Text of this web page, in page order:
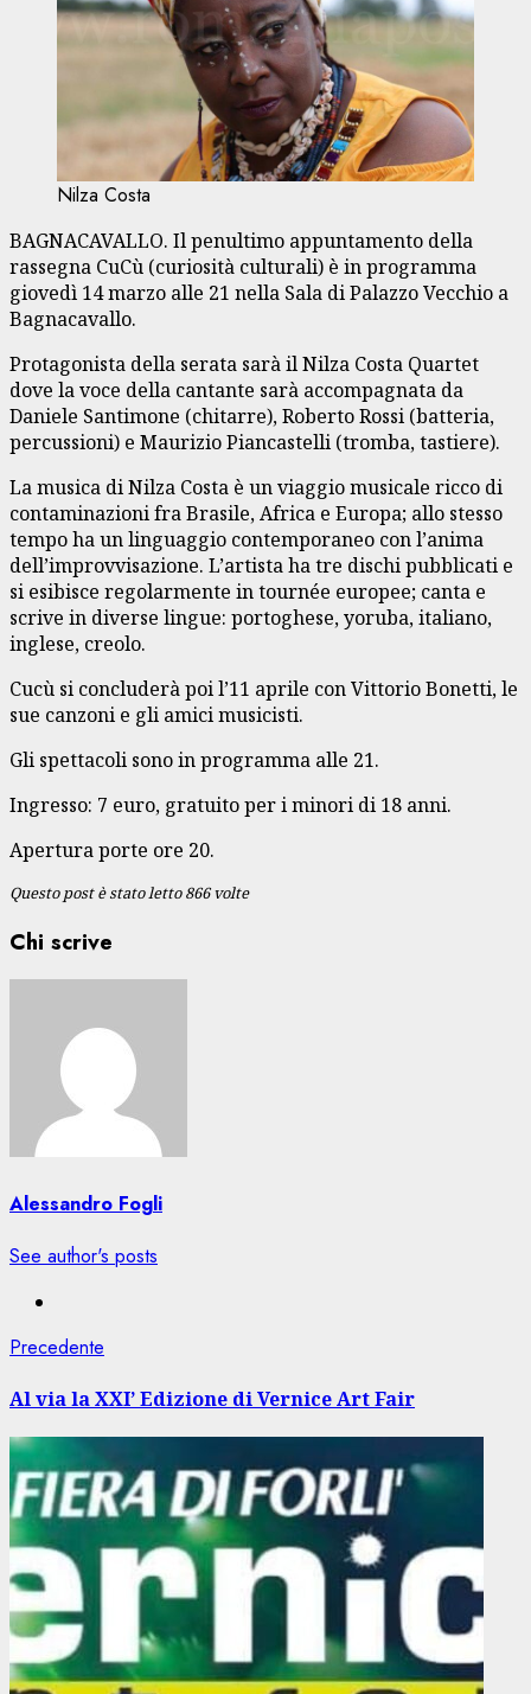
Nilza Costa
BAGNACAVALLO. Il penultimo appuntamento della
rassegna CuCù (curiosità culturali) è in programma
giovedì 14 marzo alle 21 nella Sala di Palazzo Vecchio a
Bagnacavallo.
Protagonista della serata sarà il Nilza Costa Quartet
dove la voce della cantante sarà accompagnata da
Daniele Santimone (chitarre), Roberto Rossi (batteria,
percussioni) e Maurizio Piancastelli (tromba, tastiere).
La musica di Nilza Costa è un viaggio musicale ricco di
contaminazioni fra Brasile, Africa e Europa; allo stesso
tempo ha un linguaggio contemporaneo con l’anima
dell’improvvisazione. L’artista ha tre dischi pubblicati e
si esibisce regolarmente in tournée europee; canta e
scrive in diverse lingue: portoghese, yoruba, italiano,
inglese, creolo.
Cucù si concluderà poi l’11 aprile con Vittorio Bonetti, le
sue canzoni e gli amici musicisti.
Gli spettacoli sono in programma alle 21.
Ingresso: 7 euro, gratuito per i minori di 18 anni.
Apertura porte ore 20.
Questo post è stato letto 866 volte
Chi scrive
Alessandro Fogli
See author's posts
Navigazione
articolo
Precedente
Al via la XXI’ Edizione di Vernice Art Fair